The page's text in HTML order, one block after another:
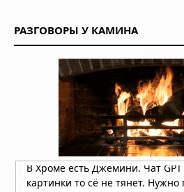
на Марсе
04.08.2026 в 08:34
Кольца
которое ждало
лет
03.08.2026 в 07:30
Ученые из
Нептуном В
РАЗГОВОРЫ У КАМИНА